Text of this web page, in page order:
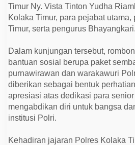
n
j
a
n
s
a
n
a
Timur Ny. Vista Tinton Yudha
Kolaka Timur, para pejabat
Timur, serta pengurus Bhayangkari.
Dalam kunjungan tersebut,
bantuan sosial berupa paket
purnawirawan dan warakawuri
diberikan sebagai bentuk
apresiasi atas dedikasi para
mengabdikan diri untuk bangsa
institusi Polri.
Kehadiran jajaran Polres Kolaka